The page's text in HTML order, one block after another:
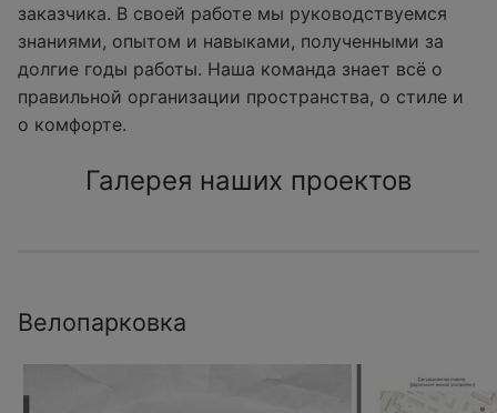
заказчика. В своей работе мы руководствуемся
знаниями, опытом и навыками, полученными за
долгие годы работы. Наша команда знает всё о
правильной организации пространства, о стиле и
о комфорте.
Галерея наших проектов
Велопарковка